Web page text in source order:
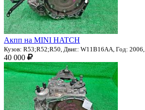
Акпп на MINI HATCH
Кузов: R53;R52;R50, Двиг.: W11B16AA, Год:
40 000